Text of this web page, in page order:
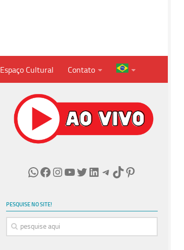
Espaço Cultural Contato
WhatsApp
Facebook
Instagram
Youtube
Twitter
LinkedIn
Telegram
TikTokPinterest
PESQUISE NO SITE!